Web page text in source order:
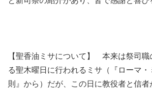
【聖香油ミサについて】 本来は祭司職
る聖木曜日に行われるミサ（『ローマ
則』から）だが、この日に教役者と信者